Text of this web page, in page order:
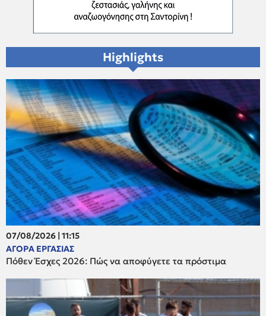
Highlights
07/08/2026 | 11:15
ΑΓΟΡΑ ΕΡΓΑΣΙΑΣ
Πόθεν Έσχες 2026: Πώς να αποφύγετε τα πρόστιμα